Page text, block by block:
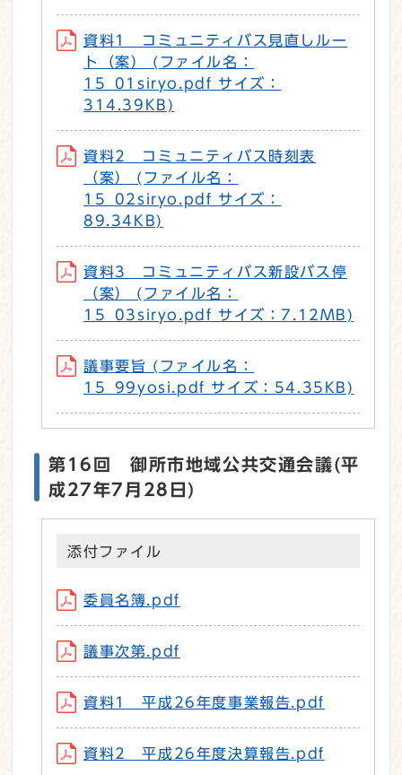
資料1 コミュニティバス見直しルー
ト（案） (ファイル名：
15_01siryo.pdf サイズ：
314.39KB)
資料2 コミュニティバス時刻表
（案） (ファイル名：
15_02siryo.pdf サイズ：
89.34KB)
資料3 コミュニティバス新設バス停
（案） (ファイル名：
15_03siryo.pdf サイズ：7.12MB)
議事要旨 (ファイル名：
15_99yosi.pdf サイズ：54.35KB)
第16回 御所市地域公共交通会議(平
成27年7月28日)
添付ファイル
委員名簿.pdf
議事次第.pdf
資料1 平成26年度事業報告.pdf
資料2 平成26年度決算報告.pdf